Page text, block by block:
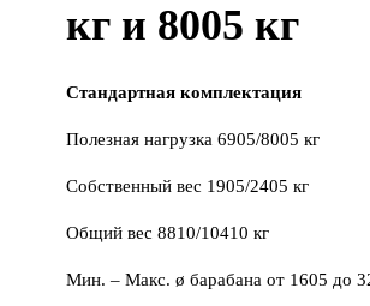
кг и 8005 кг
Стандартная комплектация
Полезная нагрузка 6905/8005 кг
Собственный вес 1905/2405 кг
Общий вес 8810/10410 кг
Мин. – Макс. ø барабана от 1605 до